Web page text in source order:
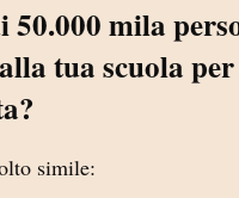
50.000 mila
tua scuola per
simile: